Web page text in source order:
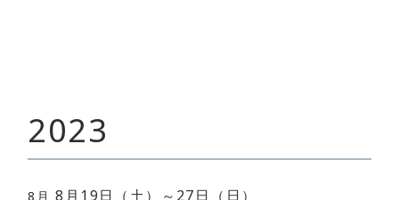
2023
8月 8月19日（土）～27日（日）